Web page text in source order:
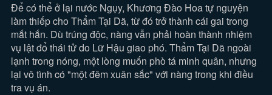
Để có thể ở lại nước Ngụy, Khương Đào Hoa tự nguyện
làm thiếp cho Thẩm Tại Dã, từ đó trở thành cái gai trong
mắt hắn. Dù trúng độc, nàng vẫn phải hoàn thành nhiệm
vụ lật đổ thái tử do Lữ Hậu giao phó. Thẩm Tại Dã ngoài
lạnh trong nóng, một lòng muốn phò tá minh quân, nhưng
lại vô tình có "một đêm xuân sắc" với nàng trong khi điều
tra vụ án.